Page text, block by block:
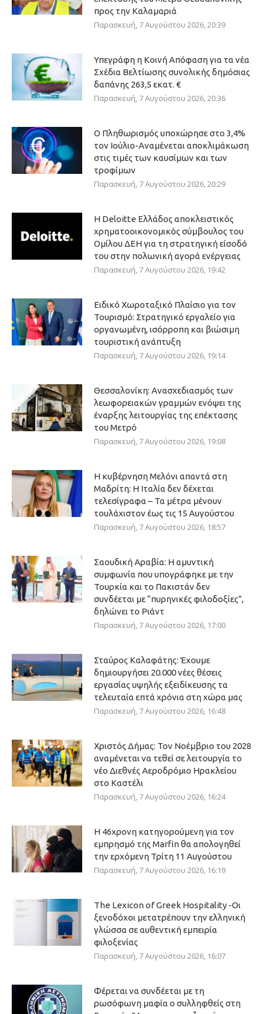
προς την Καλαμαριά
Παρασκευή, 7 Αυγούστου 2026, 20:39
Υπεγράφη η Κοινή Απόφαση για τα νέα
Σχέδια Βελτίωσης συνολικής δημόσιας
δαπάνης 263,5 εκατ. €
Παρασκευή, 7 Αυγούστου 2026, 20:36
Ο Πληθωρισμός υποχώρησε στο 3,4%
τον Ιούλιο-Αναμένεται αποκλιμάκωση
στις τιμές των καυσίμων και των
τροφίμων
Παρασκευή, 7 Αυγούστου 2026, 20:29
Η Deloitte Ελλάδος αποκλειστικός
χρηματοοικονομικός σύμβουλος του
Ομίλου ΔΕΗ για τη στρατηγική είσοδό
του στην πολωνική αγορά ενέργειας
Παρασκευή, 7 Αυγούστου 2026, 19:42
Ειδικό Χωροταξικό Πλαίσιο για τον
Τουρισμό: Στρατηγικό εργαλείο για
οργανωμένη, ισόρροπη και βιώσιμη
τουριστική ανάπτυξη
Παρασκευή, 7 Αυγούστου 2026, 19:14
Θεσσαλονίκη: Ανασχεδιασμός των
λεωφορειακών γραμμών ενόψει της
έναρξης λειτουργίας της επέκτασης
του Μετρό
Παρασκευή, 7 Αυγούστου 2026, 19:08
Η κυβέρνηση Μελόνι απαντά στη
Μαδρίτη: Η Ιταλία δεν δέχεται
τελεσίγραφα – Τα μέτρα μένουν
τουλάχιστον έως τις 15 Αυγούστου
Παρασκευή, 7 Αυγούστου 2026, 18:57
Σαουδική Αραβία: Η αμυντική
συμφωνία που υπογράφηκε με την
Τουρκία και το Πακιστάν δεν
συνδέεται με “πυρηνικές φιλοδοξίες”,
δηλώνει το Ριάντ
Παρασκευή, 7 Αυγούστου 2026, 17:00
Σταύρος Καλαφάτης: Έχουμε
δημιουργήσει 20.000 νέες θέσεις
εργασίας υψηλής εξειδίκευσης τα
τελευταία επτά χρόνια στη χώρα μας
Παρασκευή, 7 Αυγούστου 2026, 16:48
Χριστός Δήμας: Τον Νοέμβριο του 2028
αναμένεται να τεθεί σε λειτουργία το
νέο Διεθνές Αεροδρόμιο Ηρακλείου
στο Καστέλι
Παρασκευή, 7 Αυγούστου 2026, 16:24
Η 46χρονη κατηγορούμενη για τον
εμπρησμό της Marfin θα απολογηθεί
την ερχόμενη Τρίτη 11 Αυγούστου
Παρασκευή, 7 Αυγούστου 2026, 16:19
The Lexicon of Greek Hospitality -Οι
ξενοδόχοι μετατρέπουν την ελληνική
γλώσσα σε αυθεντική εμπειρία
φιλοξενίας
Παρασκευή, 7 Αυγούστου 2026, 16:07
Φέρεται να συνδέεται με τη
ρωσόφωνη μαφία ο συλληφθείς στη